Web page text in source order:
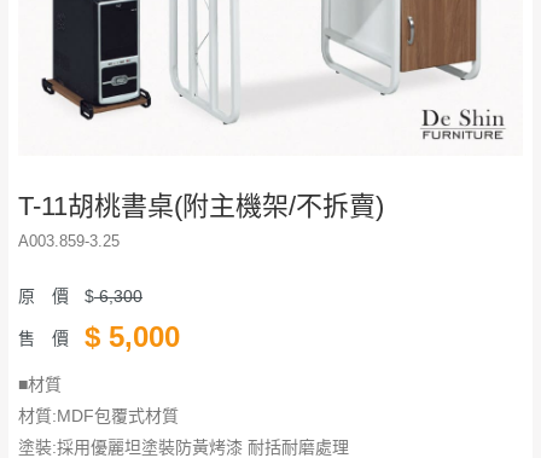
T-11胡桃書桌(附主機架/不拆賣)
A003.859-3.25
原 價 $6,300
售 價 $ 5,000
■材質
材質:MDF包覆式材質
塗裝:採用優麗坦塗裝防黃烤漆 耐括耐磨處理